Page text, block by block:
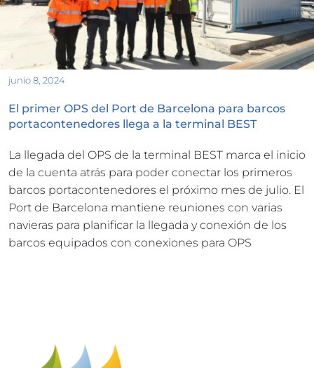
junio 8, 2024
El primer OPS del Port de Barcelona para barcos
portacontenedores llega a la terminal BEST
La llegada del OPS de la terminal BEST marca el inicio
de la cuenta atrás para poder conectar los primeros
barcos portacontenedores el próximo mes de julio. El
Port de Barcelona mantiene reuniones con varias
navieras para planificar la llegada y conexión de los
barcos equipados con conexiones para OPS